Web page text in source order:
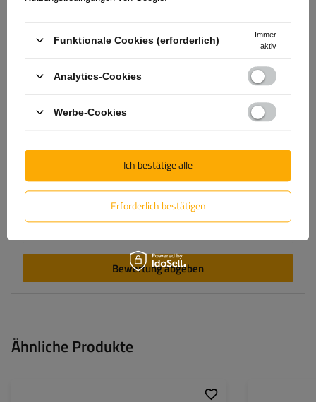
Produktfoto hinzufügen:
Vorname
Bewertung abgeben
Ähnliche Produkte
Funktionale Cookies (erforderlich)
Immer
aktiv
Analytics-Cookies
Werbe-Cookies
Erforderlich bestätigen
Ich bestätige alle